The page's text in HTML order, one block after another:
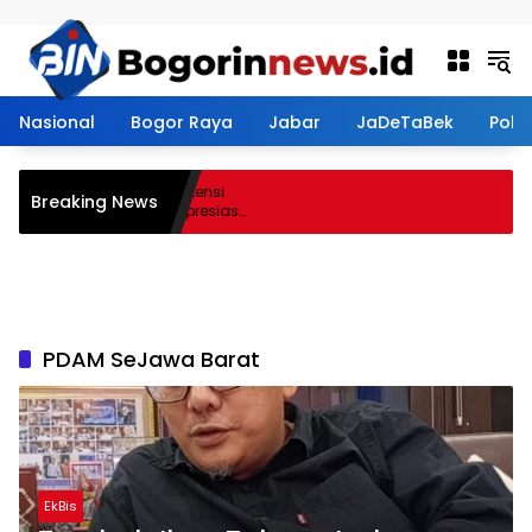
Nasional Bogor Raya Jabar JaDeTaBek
Breaking News
Perkuat Kompetensi
Lalubi Untuk Apresiasi
PDAM SeJawa Barat
EkBis